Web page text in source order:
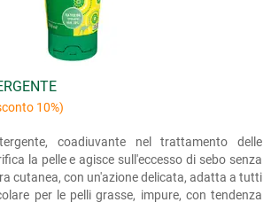
10%)
coadiuvante nel trattamento delle
la pelle e agisce sull'eccesso di sebo senza
cutanea, con un'azione delicata, adatta a tutti
per le pelli grasse, impure, con tendenza